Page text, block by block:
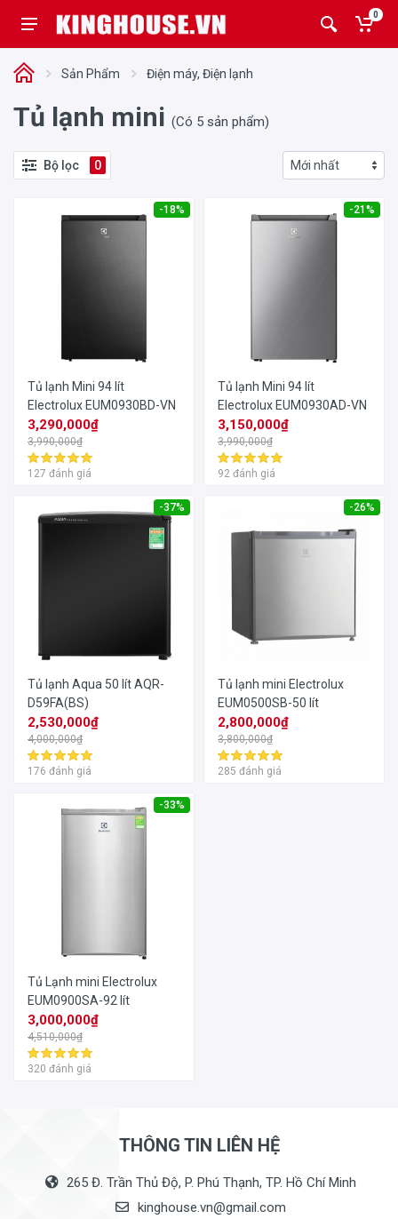
0
Sản Phẩm Điện máy, Điện lạnh
Tủ lạnh mini (Có 5 sản phẩm)
Bộ lọc 0
-18%
Tủ lạnh Mini 94 lít
Electrolux EUM0930BD-VN
3,290,000₫
3,990,000₫
127 đánh giá
-21%
Tủ lạnh Mini 94 lít
Electrolux EUM0930AD-VN
3,150,000₫
3,990,000₫
92 đánh giá
-37%
Tủ lạnh Aqua 50 lít AQR-
D59FA(BS)
2,530,000₫
4,000,000₫
176 đánh giá
-26%
Tủ lạnh mini Electrolux
EUM0500SB-50 lít
2,800,000₫
3,800,000₫
285 đánh giá
-33%
Tủ Lạnh mini Electrolux
EUM0900SA-92 lít
3,000,000₫
4,510,000₫
320 đánh giá
THÔNG TIN LIÊN HỆ
265 Đ. Trần Thủ Độ, P. Phú Thạnh, TP. Hồ Chí Minh
kinghouse.vn@gmail.com